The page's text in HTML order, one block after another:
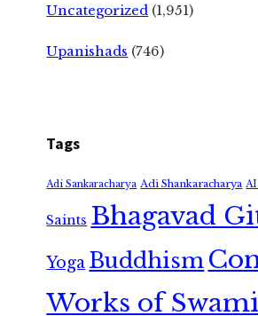
Uncategorized (1,951)
Upanishads (746)
Tags
Adi Sankaracharya Adi Shankaracharya
Saints Bhagavad
Yoga Buddhism
Works of Swami